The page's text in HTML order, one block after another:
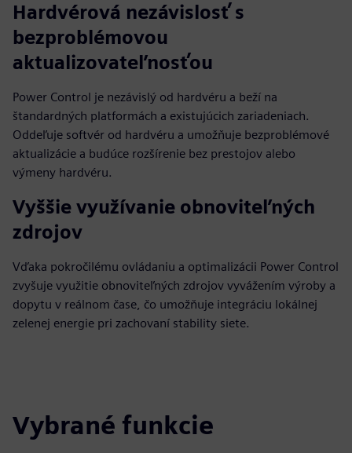
Hardvérová nezávislosť s
bezproblémovou
aktualizovateľnosťou
Power Control je nezávislý od hardvéru a beží na
štandardných platformách a existujúcich zariadeniach.
Oddeľuje softvér od hardvéru a umožňuje bezproblémové
aktualizácie a budúce rozšírenie bez prestojov alebo
výmeny hardvéru.
Vyššie využívanie obnoviteľných
zdrojov
Vďaka pokročilému ovládaniu a optimalizácii Power Control
zvyšuje využitie obnoviteľných zdrojov vyvážením výroby a
dopytu v reálnom čase, čo umožňuje integráciu lokálnej
zelenej energie pri zachovaní stability siete.
Vybrané funkcie